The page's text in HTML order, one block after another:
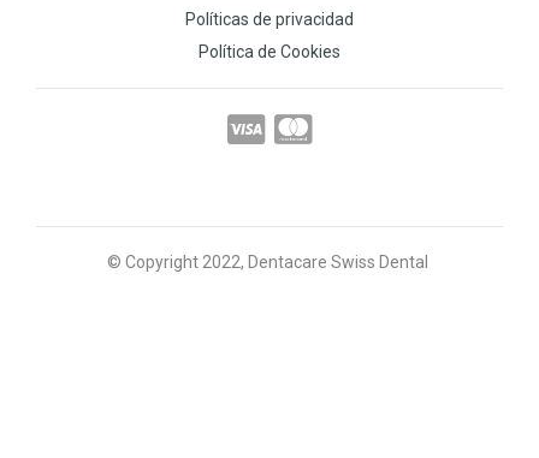
Políticas de privacidad
Política de Cookies
© Copyright 2022, Dentacare Swiss Dental